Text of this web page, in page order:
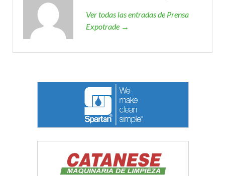
Ver todas las entradas de Prensa
Expotrade →